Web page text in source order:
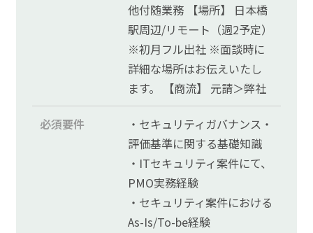
他付随業務 【場所】 日本橋
駅周辺/リモート（週2予定）
※初月フル出社 ※面談時に
詳細な場所はお伝えいたし
ます。 【商流】 元請＞弊社
必須要件
・セキュリティガバナンス・
評価基準に関する基礎知識
・ITセキュリティ案件にて、
PMO実務経験
・セキュリティ案件における
As-Is/To-be経験